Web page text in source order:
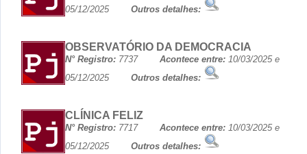
05/12/2025 Outros detalhes:
OBSERVATÓRIO DA DEMOCRACIA
N° Registro: 7737 Acontece entre: 10/03/2025 e
05/12/2025 Outros detalhes:
CLÍNICA FELIZ
N° Registro: 7717 Acontece entre: 10/03/2025 e
05/12/2025 Outros detalhes: